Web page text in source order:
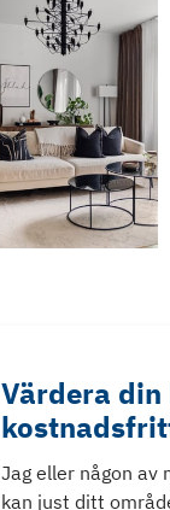
Värdera din
Jag eller någon av
kan just ditt